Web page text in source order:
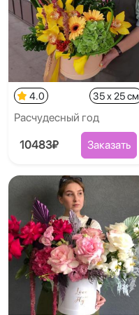
4.0 35 x 25 см
Расчудесный год
10483₽ Заказать